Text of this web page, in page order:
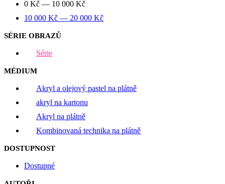
0 Kč — 10 000 Kč
10 000 Kč — 20 000 Kč
SÉRIE OBRAZŮ
Série
MÉDIUM
Akryl a olejový pastel na plátně
akryl na kartonu
Akryl na plátně
Kombinovaná technika na plátně
DOSTUPNOST
Dostupné